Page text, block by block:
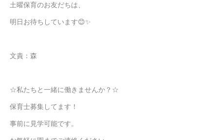
土曜保育のお友だちは、
明日お待ちしています😊✨
文責：森
☆私たちと一緒に働きませんか？☆
保育士募集してます！
事前に見学可能です。